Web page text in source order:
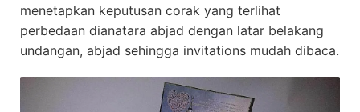
menetapkan keputusan corak yang terlihat
perbedaan dianatara abjad dengan latar belakang
undangan, abjad sehingga invitations mudah dibaca.